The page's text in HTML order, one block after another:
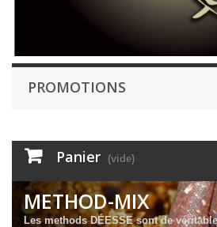
PROMOTIONS
Panier (vide)
METHOD-MIX
Les methodsDÉESSE sont de